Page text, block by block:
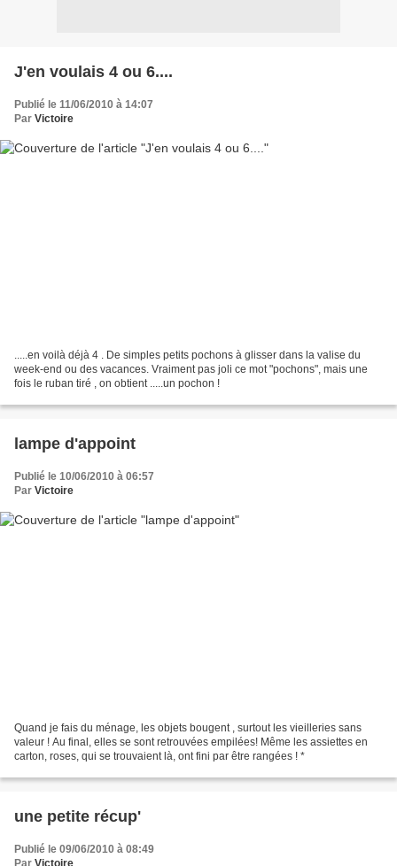
J'en voulais 4 ou 6....
Publié le 11/06/2010 à 14:07
Par Victoire
.....en voilà déjà 4 . De simples petits pochons à glisser dans la valise du
week-end ou des vacances. Vraiment pas joli ce mot "pochons", mais une
fois le ruban tiré , on obtient .....un pochon !
lampe d'appoint
Publié le 10/06/2010 à 06:57
Par Victoire
Quand je fais du ménage, les objets bougent , surtout les vieilleries sans
valeur ! Au final, elles se sont retrouvées empilées! Même les assiettes en
carton, roses, qui se trouvaient là, ont fini par être rangées ! *
une petite récup'
Publié le 09/06/2010 à 08:49
Par Victoire